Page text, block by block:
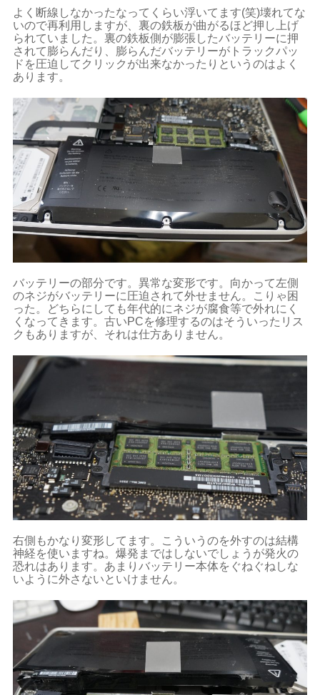
よく断線しなかったなってくらい浮いてます(笑)壊れてな
いので再利用しますが、裏の鉄板が曲がるほど押し上げ
られていました。裏の鉄板側が膨張したバッテリーに押
されて膨らんだり、膨らんだバッテリーがトラックパッ
ドを圧迫してクリックが出来なかったりというのはよく
あります。
バッテリーの部分です。異常な変形です。向かって左側
のネジがバッテリーに圧迫されて外せません。こりゃ困
った。どちらにしても年代的にネジが腐食等で外れにく
くなってきます。古いPCを修理するのはそういったリス
クもありますが、それは仕方ありません。
右側もかなり変形してます。こういうのを外すのは結構
神経を使いますね。爆発まではしないでしょうが発火の
恐れはあります。あまりバッテリー本体をぐねぐねしな
いように外さないといけません。